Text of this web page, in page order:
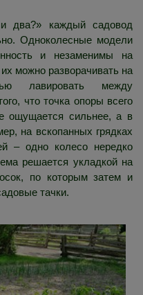
два?» каждый садовод
Одноколесные модели
и незаменимы на
можно разворачивать на
лавировать между
что точка опоры всего
ощущается сильнее, а в
на вскопанных грядках
– одно колесо нередко
решается укладкой на
по которым затем и
тачки.